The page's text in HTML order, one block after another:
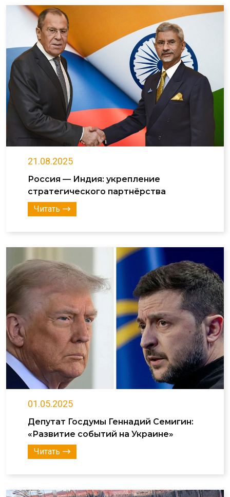
21.08.2025
Россия — Индия: укрепление
стратегического партнёрства
Читать
01.05.2025
Депутат Госдумы Геннадий Семигин:
«Развитие событий на Украине»
Читать